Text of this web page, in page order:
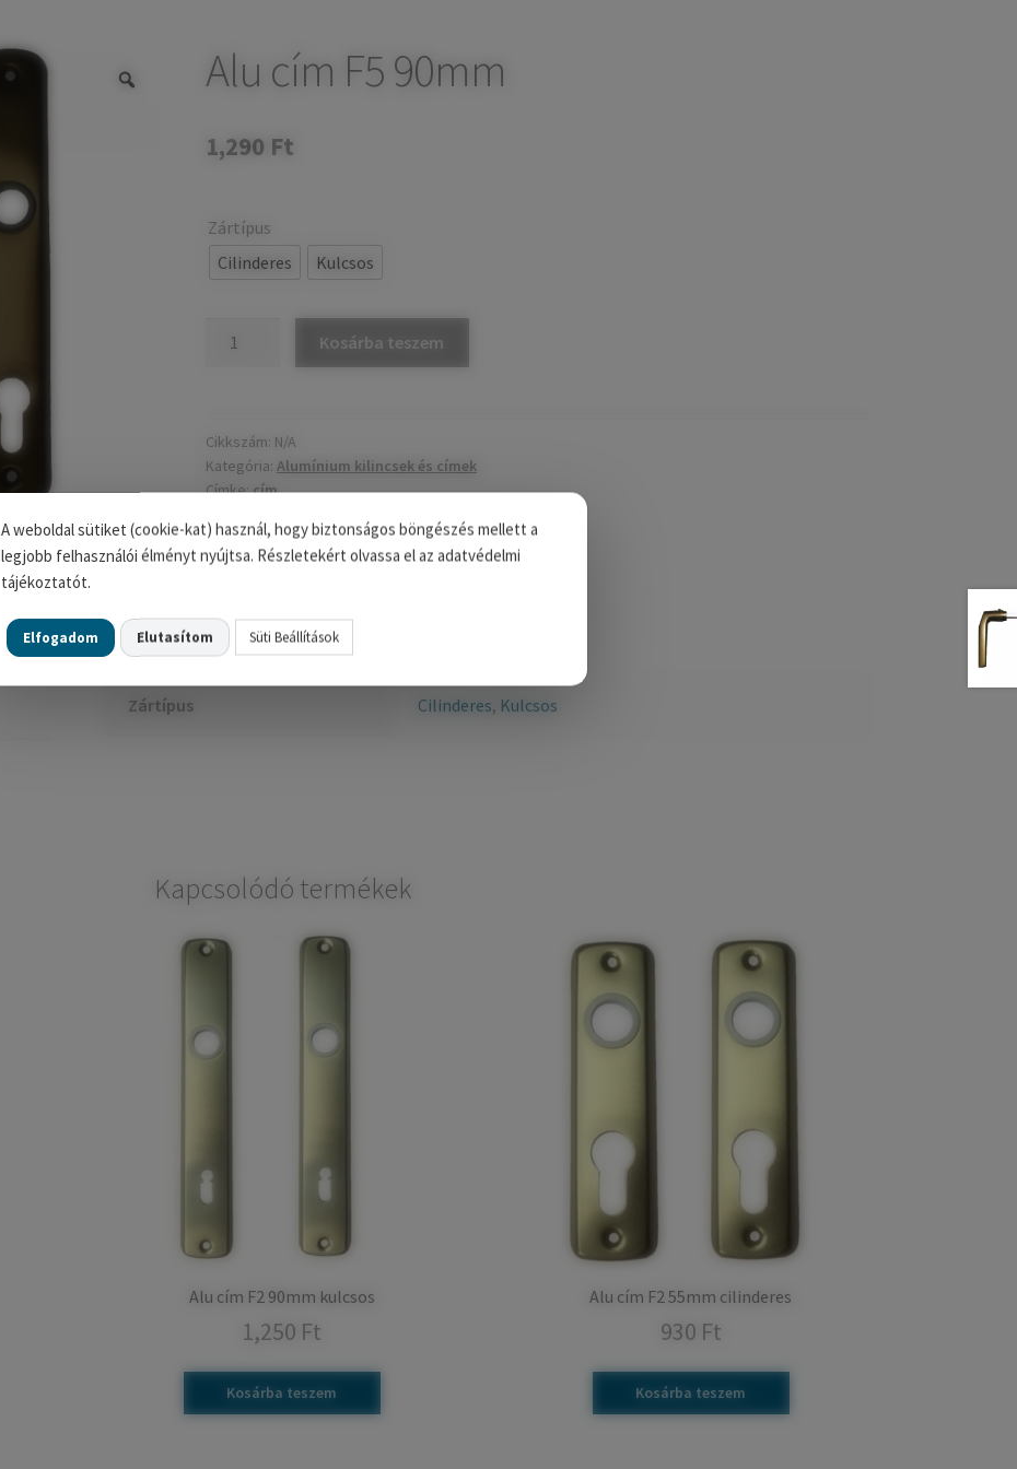
Alu cím F5 90mm
1,290 Ft
Zártípus
Cilinderes
Kulcsos
mennyiség
Kosárba teszem
Cikkszám: N/A
Kategória: Alumínium kilincsek és címek
Címke:cím
További információk
Zártípus Cilinderes, Kulcsos
Kapcsolódó termékek
Alu cím F2 90mm kulcsos
1,250 Ft
Kosárba teszem
Alu cím F2 55mm cilinderes
930 Ft
Kosárba teszem
A weboldal sütiket (cookie-kat) használ, hogy biztonságos böngészés mellett a
legjobb felhasználói élményt nyújtsa. Részletekért olvassa el az adatvédelmi
tájékoztatót.
Elfogadom Elutasítom Süti Beállítások